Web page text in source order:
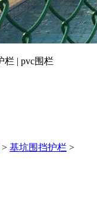
栏 | pvc围栏
> 基坑围挡护栏 >